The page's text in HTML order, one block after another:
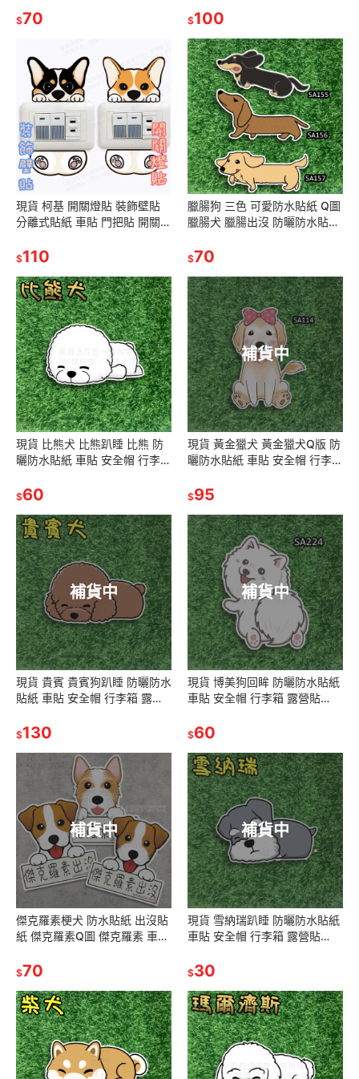
$70 $100
現貨 柯基 開關燈貼 裝飾壁貼
分離式貼紙 車貼 門把貼 開關裝
聖誕禮物
$110
臘腸狗 三色 可愛防水貼紙 Q圖
臘腸犬 臘腸出沒 防曬防水貼紙
$70
現貨 比熊犬 比熊趴睡 比熊 防
曬防水貼紙 車貼 安全帽 行李箱
$60
補貨中
現貨 黃金獵犬 黃金獵犬Q版 防
曬防水貼紙 車貼 安全帽 行李箱
$95
補貨中
現貨 貴賓 貴賓狗趴睡 防曬防水
貼紙 車貼 安全帽 行李箱 露營
$130
補貨中
現貨 博美狗回眸 防曬防水貼紙
車貼 安全帽 行李箱 露營貼
$60
補貨中
傑克羅素梗犬 防水貼紙 出沒貼
紙 傑克羅素Q圖 傑克羅素 車貼
物 聖誕禮物露營貼車隊
$70
補貨中
現貨 雪納瑞趴睡 防曬防水貼紙
車貼 安全帽 行李箱 露營貼
$30